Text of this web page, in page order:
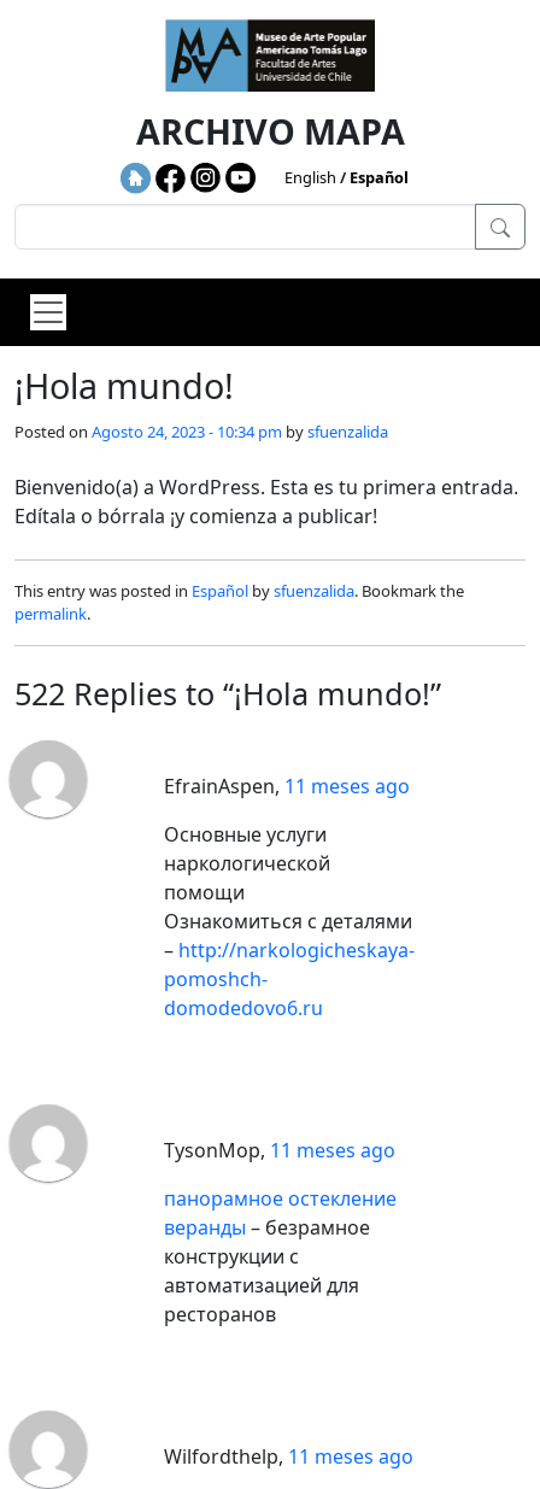
Skip to main content
ARCHIVO MAPA
English Español
¡Hola mundo!
Posted on Agosto 24, 2023 - 10:34 pm bysfuenzalida
Bienvenido(a) a WordPress. Esta es tu primera entrada.
Edítala o bórrala ¡y comienza a publicar!
This entry was posted in Español bysfuenzalida. Bookmark the
permalink.
522 Replies to “¡Hola mundo!”
EfrainAspen, 11 meses ago
Основные услуги
наркологической
помощи
Ознакомиться с деталями
– http://narkologicheskaya-
pomoshch-
domodedovo6.ru
TysonMop, 11 meses ago
панорамное остекление
веранды – безрамное
конструкции с
автоматизацией для
ресторанов
Wilfordthelp, 11 meses ago